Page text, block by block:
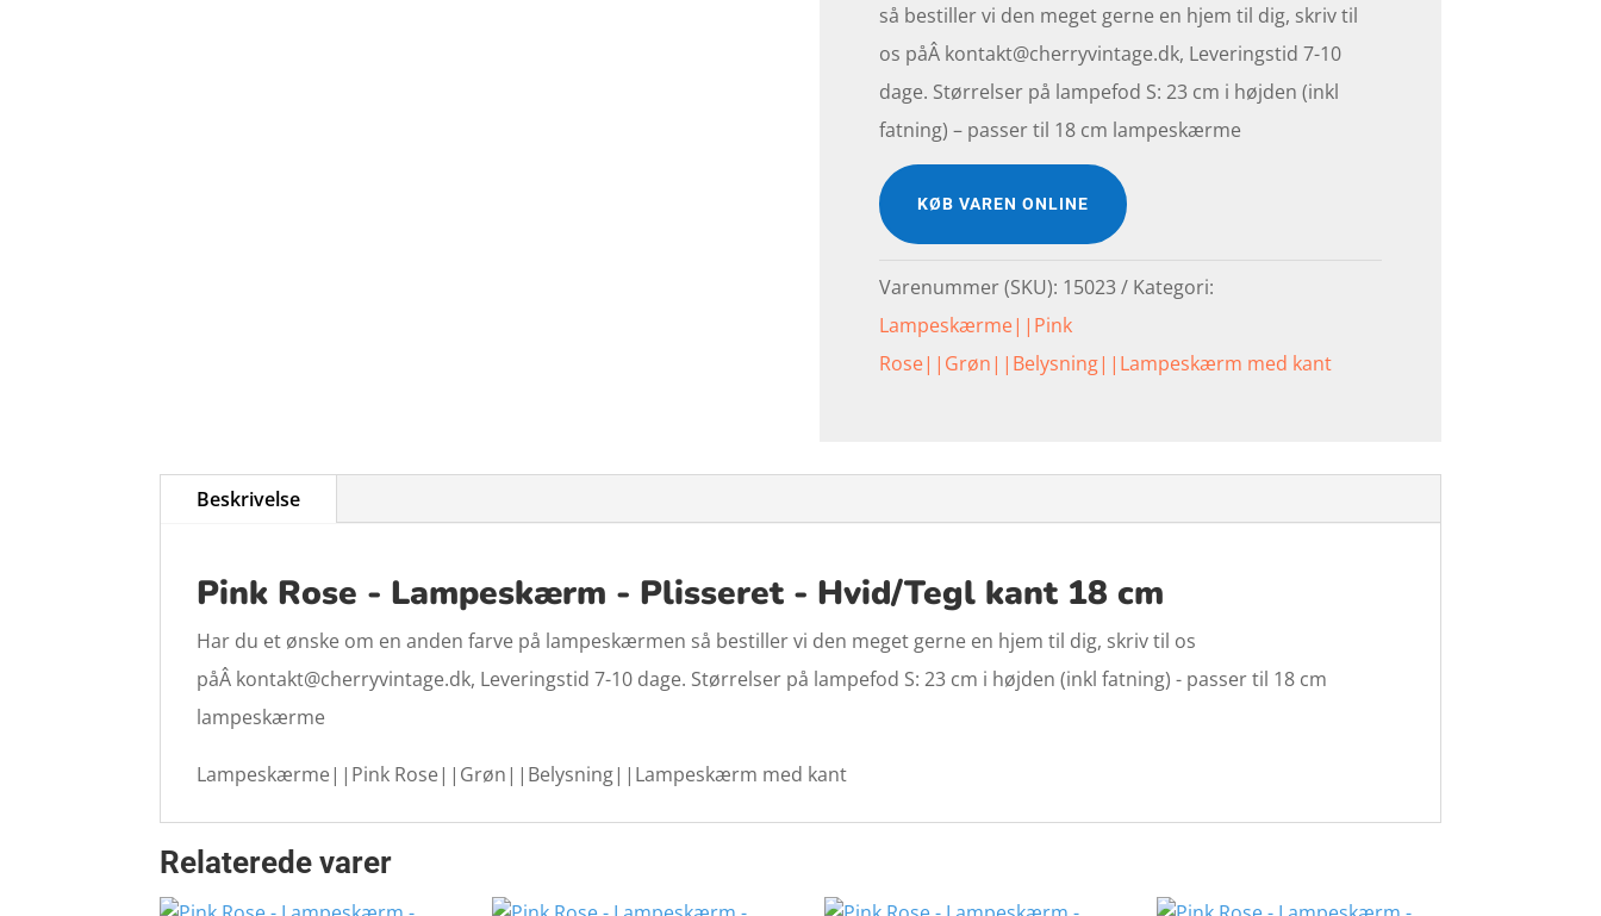
så bestiller vi den meget gerne en hjem til dig, skriv til
os påÂ kontakt@cherryvintage.dk, Leveringstid 7-10
dage. Størrelser på lampefod S: 23 cm i højden (inkl
fatning) – passer til 18 cm lampeskærme
KØB VAREN ONLINE
Varenummer (SKU): 15023
Kategori:
Lampeskærme||Pink
Rose||Grøn||Belysning||Lampeskærm med kant
Beskrivelse
Pink Rose - Lampeskærm - Plisseret - Hvid/Tegl kant 18 cm
Har du et ønske om en anden farve på lampeskærmen så bestiller vi den meget gerne en hjem til dig, skriv til os
påÂ kontakt@cherryvintage.dk, Leveringstid 7-10 dage. Størrelser på lampefod S: 23 cm i højden (inkl fatning) - passer til 18 cm
lampeskærme
Lampeskærme||Pink Rose||Grøn||Belysning||Lampeskærm med kant
Relaterede varer